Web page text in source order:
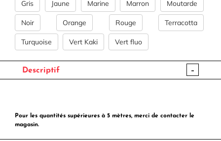
Gris Jaune Marine Marron Moutarde
Noir Orange Rouge Terracotta
Turquoise Vert Kaki Vert fluo
Descriptif -
Pour les quantités supérieures à 5 mètres, merci de contacter le
magasin.